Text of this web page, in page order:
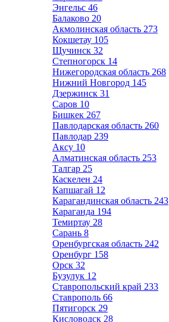
Энгельс 46
Балаково 20
Акмолинская область 273
Кокшетау 105
Щучинск 32
Степногорск 14
Нижегородская область 268
Нижний Новгород 145
Дзержинск 31
Саров 10
Бишкек 267
Павлодарская область 260
Павлодар 239
Аксу 10
Алматинская область 253
Талгар 25
Каскелен 24
Капшагай 12
Карагандинская область 243
Караганда 194
Темиртау 28
Сарань 8
Оренбургская область 242
Оренбург 158
Орск 32
Бузулук 12
Ставропольский край 233
Ставрополь 66
Пятигорск 29
Кисловодск 28